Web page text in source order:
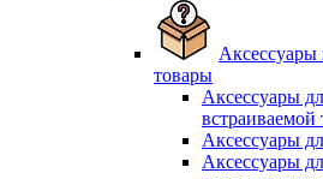
товары
Аксессуары
встраиваемой
Аксессуары
Аксессуары